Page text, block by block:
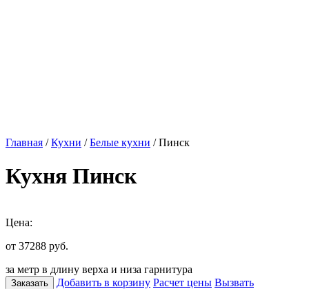
Главная /Кухни /Белые кухни / Пинск
Кухня Пинск
Цена:
от 37288 руб.
за метр в длину верха и низа гарнитура
Заказать Добавить в корзину Расчет цены Вызвать